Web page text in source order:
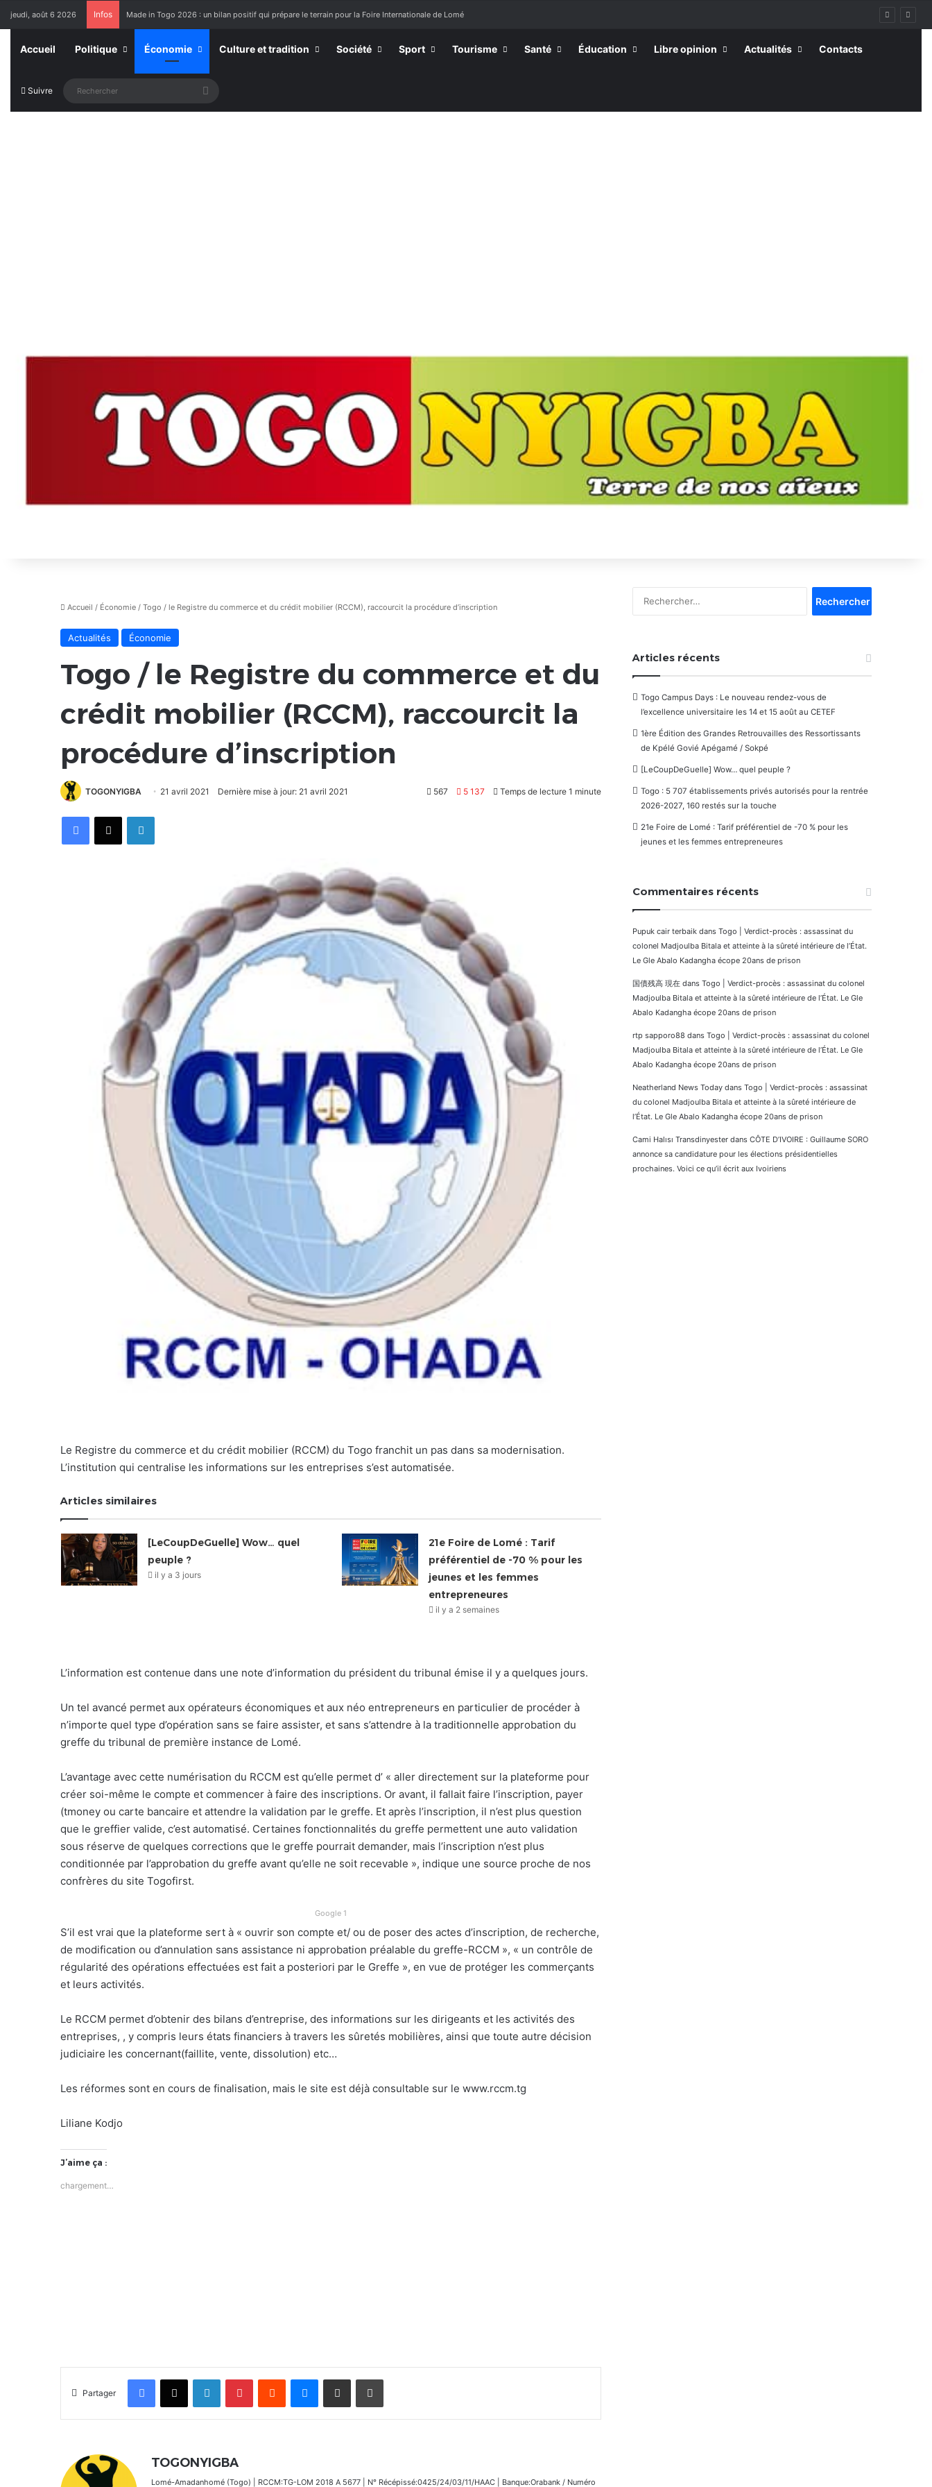
jeudi, août 6 2026 Infos Made in Togo 2026 : un bilan positif qui prépare le terrain pour la Foire Internationale de Lomé
Accueil Politique Économie Culture et tradition Société Sport Tourisme Santé Éducation Libre opinion Actualités Contacts
Suivre Rechercher
Accueil / Économie / Togo / le Registre du commerce et du crédit mobilier (RCCM), raccourcit la procédure d’inscription
Actualités Économie
Togo / le Registre du commerce et du
crédit mobilier (RCCM), raccourcit la
procédure d’inscription
TOGONYIGBA 21 avril 2021 Dernière mise à jour: 21 avril 2021 567 5 137 Temps de lecture 1 minute
FacebookX Linkedin
Le Registre du commerce et du crédit mobilier (RCCM) du Togo franchit un pas dans sa modernisation.
L’institution qui centralise les informations sur les entreprises s’est automatisée.
Articles similaires
[LeCoupDeGuelle] Wow… quel
peuple ?
il y a 3 jours
21e Foire de Lomé : Tarif
préférentiel de -70 % pour les
jeunes et les femmes
entrepreneures
il y a 2 semaines
L’information est contenue dans une note d’information du président du tribunal émise il y a quelques jours.
Un tel avancé permet aux opérateurs économiques et aux néo entrepreneurs en particulier de procéder à
n’importe quel type d’opération sans se faire assister, et sans s’attendre à la traditionnelle approbation du
greffe du tribunal de première instance de Lomé.
L’avantage avec cette numérisation du RCCM est qu’elle permet d’ « aller directement sur la plateforme pour
créer soi-même le compte et commencer à faire des inscriptions. Or avant, il fallait faire l’inscription, payer
(tmoney ou carte bancaire et attendre la validation par le greffe. Et après l’inscription, il n’est plus question
que le greffier valide, c’est automatisé. Certaines fonctionnalités du greffe permettent une auto validation
sous réserve de quelques corrections que le greffe pourrait demander, mais l’inscription n’est plus
conditionnée par l’approbation du greffe avant qu’elle ne soit recevable », indique une source proche de nos
confrères du site Togofirst.
Google 1
S’il est vrai que la plateforme sert à « ouvrir son compte et/ ou de poser des actes d’inscription, de recherche,
de modification ou d’annulation sans assistance ni approbation préalable du greffe-RCCM », « un contrôle de
régularité des opérations effectuées est fait a posteriori par le Greffe », en vue de protéger les commerçants
et leurs activités.
Le RCCM permet d’obtenir des bilans d’entreprise, des informations sur les dirigeants et les activités des
entreprises, , y compris leurs états financiers à travers les sûretés mobilières, ainsi que toute autre décision
judiciaire les concernant(faillite, vente, dissolution) etc…
Les réformes sont en cours de finalisation, mais le site est déjà consultable sur le www.rccm.tg
Liliane Kodjo
J’aime ça :
chargement…
Partager
FacebookX Linkedin PinterestReddit MessengerPartager par email Imprimer
TOGONYIGBA
Lomé-Amadanhomé (Togo) | RCCM:TG-LOM 2018 A 5677 | N° Récépissé:0425/24/03/11/HAAC | Banque:Orabank / Numéro
Articles récents
Togo Campus Days : Le nouveau rendez-vous de
l’excellence universitaire les 14 et 15 août au CETEF
1ère Édition des Grandes Retrouvailles des Ressortissants
de Kpélé Govié Apégamé / Sokpé
[LeCoupDeGuelle] Wow… quel peuple ?
Togo : 5 707 établissements privés autorisés pour la rentrée
2026-2027, 160 restés sur la touche
21e Foire de Lomé : Tarif préférentiel de -70 % pour les
jeunes et les femmes entrepreneures
Commentaires récents
Pupuk cair terbaik dans Togo | Verdict-procès : assassinat du
colonel Madjoulba Bitala et atteinte à la sûreté intérieure de l’État.
Le Gle Abalo Kadangha écope 20ans de prison
国債残高 現在 dans Togo | Verdict-procès : assassinat du colonel
Madjoulba Bitala et atteinte à la sûreté intérieure de l’État. Le Gle
Abalo Kadangha écope 20ans de prison
rtp sapporo88 dans Togo | Verdict-procès : assassinat du colonel
Madjoulba Bitala et atteinte à la sûreté intérieure de l’État. Le Gle
Abalo Kadangha écope 20ans de prison
Neatherland News Today dans Togo | Verdict-procès : assassinat
du colonel Madjoulba Bitala et atteinte à la sûreté intérieure de
l’État. Le Gle Abalo Kadangha écope 20ans de prison
Cami Halısı Transdinyester dans CÔTE D’IVOIRE : Guillaume SORO
annonce sa candidature pour les élections présidentielles
prochaines. Voici ce qu’il écrit aux Ivoiriens